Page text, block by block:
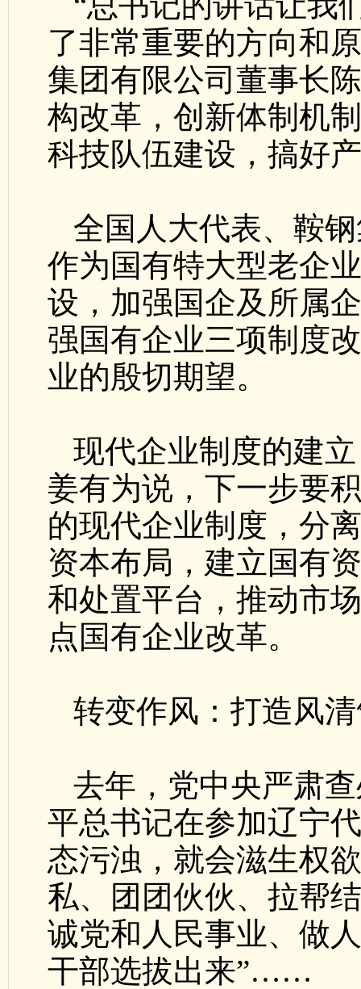
了非常重要的方向和
集团有限公司董事长
构改革，创新体制机
科技队伍建设，搞好
全国人大代表、鞍
作为国有特大型老企
设，加强国企及所属
强国有企业三项制度
业的殷切期望。
现代企业制度的建
姜有为说，下一步要
的现代企业制度，分
资本布局，建立国有
和处置平台，推动市
点国有企业改革。
转变作风：打造风
去年，党中央严肃
平总书记在参加辽宁
态污浊，就会滋生权
私、团团伙伙、拉帮
诚党和人民事业、做
干部选拔出来”……